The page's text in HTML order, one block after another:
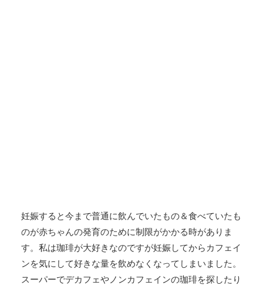
妊娠すると今まで普通に飲んでいたもの＆食べていたも
のが赤ちゃんの発育のために制限がかかる時がありま
す。私は珈琲が大好きなのですが妊娠してからカフェイ
ンを気にして好きな量を飲めなくなってしまいました。
スーパーでデカフェやノンカフェインの珈琲を探したり